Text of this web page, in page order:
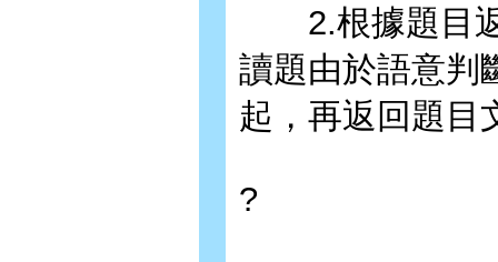
2.根據題目返
讀題由於語意判
起，再返回題目
?